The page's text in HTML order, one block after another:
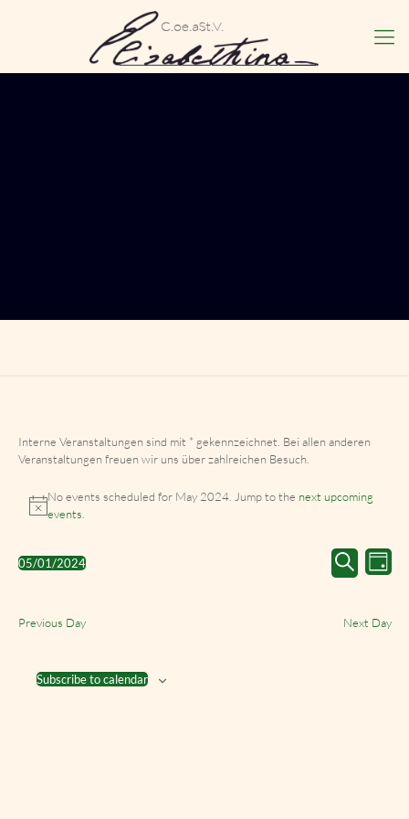
Interne Veranstaltungen sind mit * gekennzeichnet. Bei allen anderen
Veranstaltungen freuen wir uns über zahlreichen Besuch.
No events scheduled for May 2024. Jump to the next upcoming
events
Events
Search
Navigation
Search
Event
Views
Day
05/01/2024
Previous Day
Next Day
Subscribe to calendar